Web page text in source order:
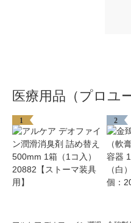
医療用品（プロユ
1 2